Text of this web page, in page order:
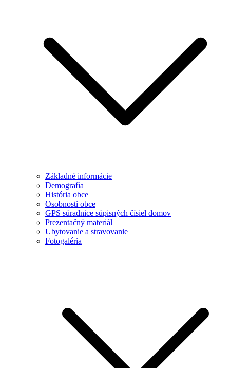
Základné informácie
Demografia
História obce
Osobnosti obce
GPS súradnice súpisných čísiel domov
Prezentačný materiál
Ubytovanie a stravovanie
Fotogaléria